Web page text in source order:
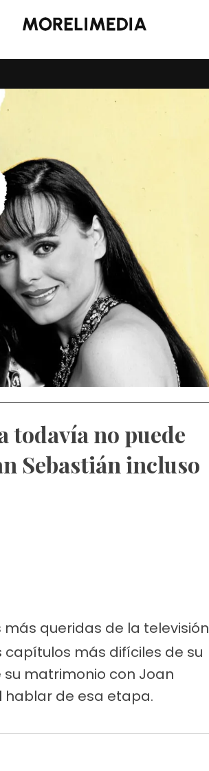
todavía no puede
Sebastián incluso
queridas de la televisión
más difíciles de su
matrimonio con Joan
hablar de esa etapa.